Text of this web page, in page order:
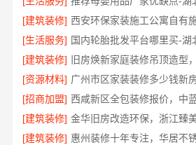
[建筑装修] 西安环保家装施工公寓自有
[生活服务] 国内轮胎批发平台哪里买-湖
[建筑装修]
[资源材料]
[招商加盟]
[建筑装修] 金华旧房改造环保，浙江臻
[建筑装修] 惠州装修十年专注，华居不